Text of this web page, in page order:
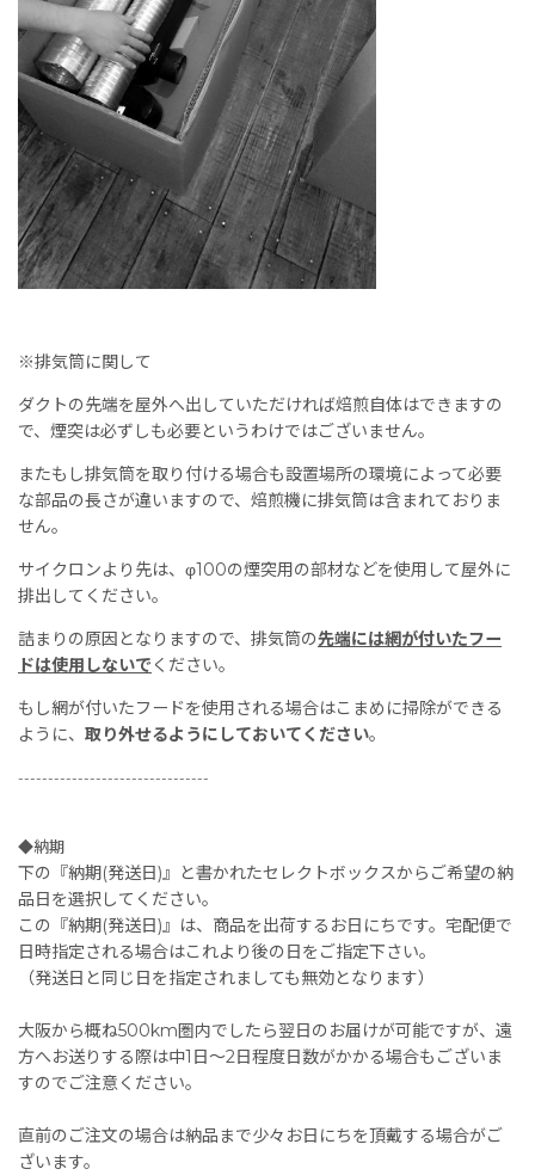
※排気筒に関して
ダクトの先端を屋外へ出していただければ焙煎自体はできますの
で、煙突は必ずしも必要というわけではございません。
またもし排気筒を取り付ける場合も設置場所の環境によって必要
な部品の長さが違いますので、焙煎機に排気筒は含まれておりま
せん。
サイクロンより先は、φ100の煙突用の部材などを使用して屋外に
排出してください。
詰まりの原因となりますので、排気筒の先端には網が付いたフー
ドは使用しないで ください。
もし網が付いたフードを使用される場合はこまめに掃除ができる
ように、 取り外せるようにしておいてください。
--------------------------------
◆納期
下の『納期(発送日)』と書かれたセレクトボックスからご希望の納
品日を選択してください。
この『納期(発送日)』は、商品を出荷するお日にちです。宅配便で
日時指定される場合はこれより後の日をご指定下さい。
（発送日と同じ日を指定されましても無効となります）
大阪から概ね500km圏内でしたら翌日のお届けが可能ですが、遠
方へお送りする際は中1日〜2日程度日数がかかる場合もございま
すのでご注意ください。
直前のご注文の場合は納品まで少々お日にちを頂戴する場合がご
ざいます。